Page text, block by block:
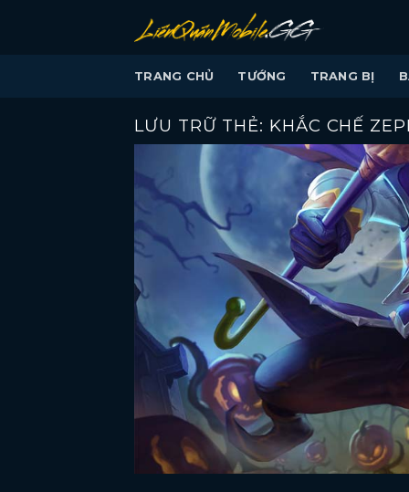
TRANG CHỦ TƯỚNG TRANG BỊ
LƯU TRỮ THẺ: KHẮC CHẾ